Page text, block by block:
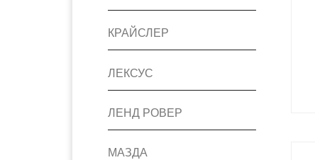
КРАЙСЛЕР
ЛЕКСУС
ЛЕНД РОВЕР
МАЗДА